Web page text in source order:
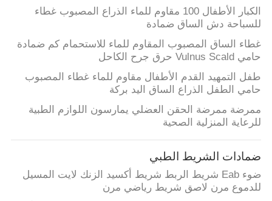
الكبار الأطفال 100 مقاوم للماء الذراع المصبوب غطاء
للسباحة دش الساق ضمادة
غطاء الساق المصبوب المقاوم للماء للاستحمام كم ضمادة
حامي Vulnus Scald حرق جرح الكاحل
طفل التمهيد القدم الأطفال مقاوم للماء غطاء المصبوب
حامي الطفل الذراع الساق اليد بركة
ممرضة ممرضة الحقن العضلي يمارسون اللوازم الطبية
للرعاية المنزلية الصحية
ضمادات الشريط الطبي
ضوء Eab شريط الربط شريط أكسيد الزنك لايت المسيل
للدموع مرن لاصق شريط رياضي مرن